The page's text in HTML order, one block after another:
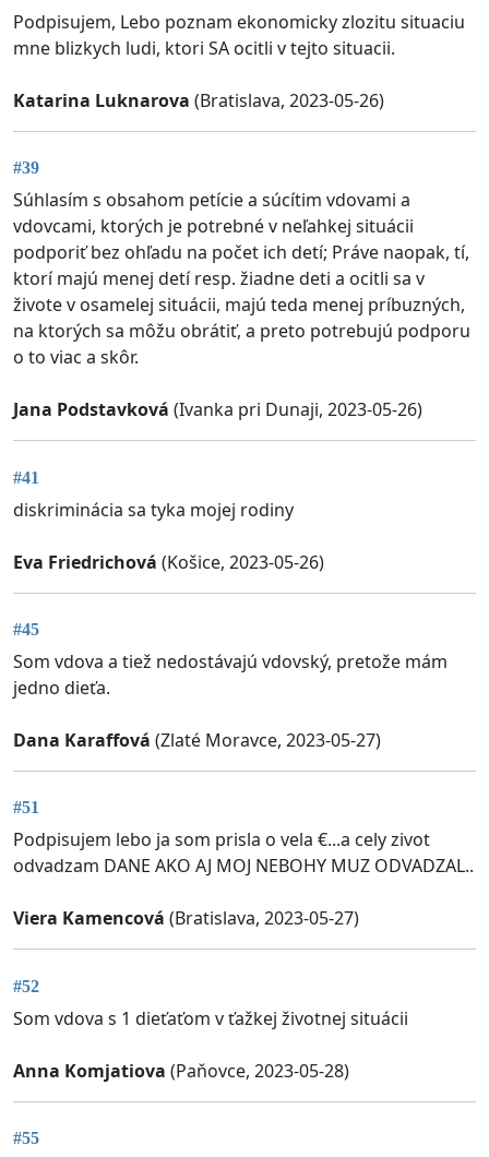
Podpisujem, Lebo poznam ekonomicky zlozitu situaciu
mne blizkych ludi, ktori SA ocitli v tejto situacii.
Katarina Luknarova (Bratislava, 2023-05-26)
#39
Súhlasím s obsahom petície a súcítim vdovami a
vdovcami, ktorých je potrebné v neľahkej situácii
podporiť bez ohľadu na počet ich detí; Práve naopak, tí,
ktorí majú menej detí resp. žiadne deti a ocitli sa v
živote v osamelej situácii, majú teda menej príbuzných,
na ktorých sa môžu obrátiť, a preto potrebujú podporu
o to viac a skôr.
Jana Podstavková (Ivanka pri Dunaji, 2023-05-26)
#41
diskriminácia sa tyka mojej rodiny
Eva Friedrichová (Košice, 2023-05-26)
#45
Som vdova a tiež nedostávajú vdovský, pretože mám
jedno dieťa.
Dana Karaffová (Zlaté Moravce, 2023-05-27)
#51
Podpisujem lebo ja som prisla o vela €...a cely zivot
odvadzam DANE AKO AJ MOJ NEBOHY MUZ ODVADZAL..
Viera Kamencová (Bratislava, 2023-05-27)
#52
Som vdova s 1 dieťaťom v ťažkej životnej situácii
Anna Komjatiova (Paňovce, 2023-05-28)
#55